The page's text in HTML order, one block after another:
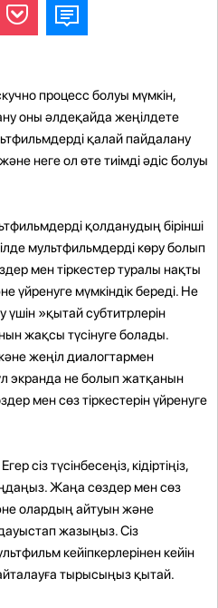
процесс болуы мүмкін,
оны әлдеқайда жеңілдете
қалай пайдалану
неге ол өте тиімді әдіс болуы
қолданудың бірінші
мультфильмдерді көру болып
мен тіркестер туралы нақты
үйренуге мүмкіндік береді. Не
»қытай субтитрлерін
жақсы түсінуге болады.
жеңіл диалогтармен
экранда не болып жатқанын
мен сөз тіркестерін үйренуге
Егер сіз түсінбесеңіз, кідіртіңіз,
Жаңа сөздер мен сөз
олардың айтуын және
жазыңыз. Сіз
кейіпкерлерінен кейін
тырысыңыз қытай.